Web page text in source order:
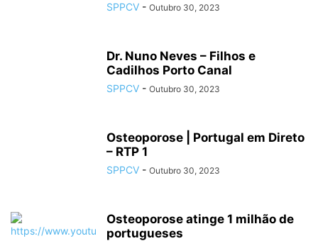
SPPCV - Outubro 30, 2023
Dr. Nuno Neves – Filhos e
Cadilhos Porto Canal
SPPCV - Outubro 30, 2023
Osteoporose | Portugal em Direto
– RTP 1
SPPCV - Outubro 30, 2023
Osteoporose atinge 1 milhão de
portugueses